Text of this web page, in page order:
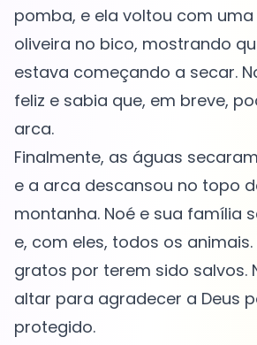
pomba, e ela voltou com
oliveira no bico, mostrando
estava começando a secar.
feliz e sabia que, em breve,
arca.
Finalmente, as águas
e a arca descansou no topo
montanha. Noé e sua família
e, com eles, todos os
gratos por terem sido salvos.
altar para agradecer a Deus
protegido.